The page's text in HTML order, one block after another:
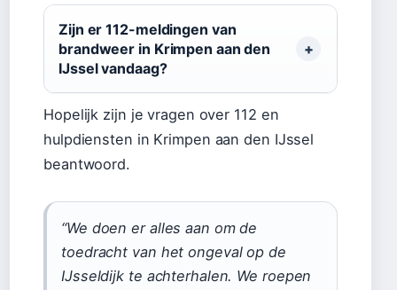
Zijn er 112-meldingen van
brandweer in Krimpen aan den
IJssel vandaag?
Hopelijk zijn je vragen over 112 en
hulpdiensten in Krimpen aan den IJssel
beantwoord.
“We doen er alles aan om de
toedracht van het ongeval op de
IJsseldijk te achterhalen. We roepen